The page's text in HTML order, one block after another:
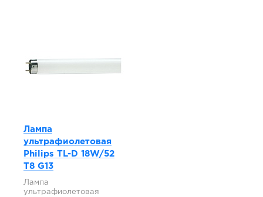
Лампа
ультрафиолетовая
Philips TL-D 18W/52
T8 G13
Лампа
ультрафиолетовая